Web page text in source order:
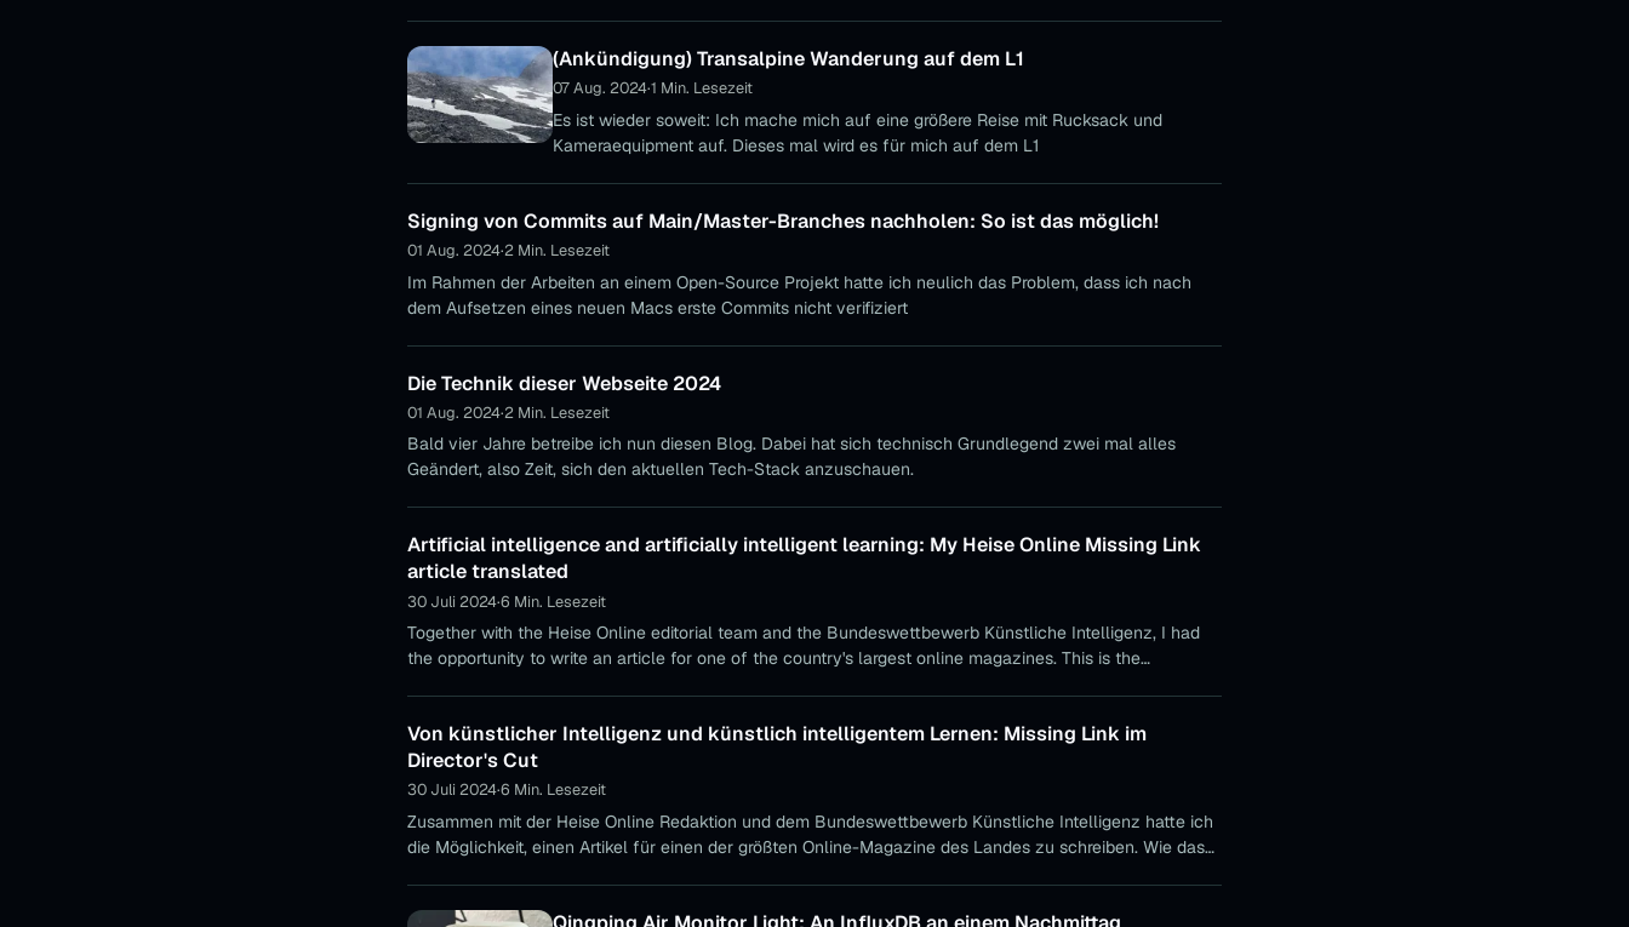
(Ankündigung) Transalpine Wanderung auf dem L1
07 Aug. 2024·1 Min. Lesezeit
Es ist wieder soweit: Ich mache mich auf eine größere Reise mit Rucksack und
Kameraequipment auf. Dieses mal wird es für mich auf dem L1
Signing von Commits auf Main/Master-Branches nachholen: So ist das möglich!
01 Aug. 2024·2 Min. Lesezeit
Im Rahmen der Arbeiten an einem Open-Source Projekt hatte ich neulich das Problem, dass ich nach
dem Aufsetzen eines neuen Macs erste Commits nicht verifiziert
Die Technik dieser Webseite 2024
01 Aug. 2024·2 Min. Lesezeit
Bald vier Jahre betreibe ich nun diesen Blog. Dabei hat sich technisch Grundlegend zwei mal alles
Geändert, also Zeit, sich den aktuellen Tech-Stack anzuschauen.
Artificial intelligence and artificially intelligent learning: My Heise Online Missing Link
article translated
30 Juli 2024·6 Min. Lesezeit
Together with the Heise Online editorial team and the Bundeswettbewerb Künstliche Intelligenz, I had
the opportunity to write an article for one of the country's largest online magazines. This is the
Von künstlicher Intelligenz und künstlich intelligentem Lernen: Missing Link im
Director's Cut
30 Juli 2024·6 Min. Lesezeit
Zusammen mit der Heise Online Redaktion und dem Bundeswettbewerb Künstliche Intelligenz hatte ich
die Möglichkeit, einen Artikel für einen der größten Online-Magazine des Landes zu schreiben. Wie das